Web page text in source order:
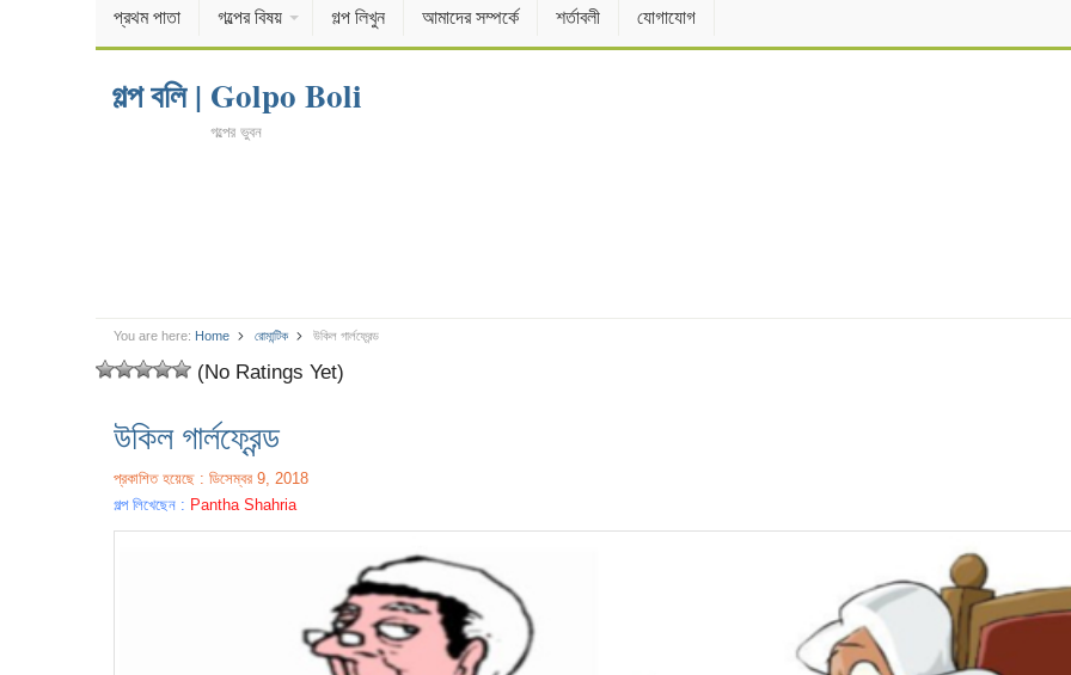
প্রথম পাতা গল্পের বিষয় গল্প লিখুন আমাদের সম্পর্কে শর্তাবলী যোগাযোগ
গল্প বলি | Golpo Boli
গল্পের ভুবন
You are here: Home রোমান্টিক উকিল গার্লফ্রেন্ড
(No Ratings Yet)
উকিল গার্লফ্রেন্ড
প্রকাশিত হয়েছে : ডিসেম্বর 9, 2018
গল্প লিখেছেন : Pantha Shahria